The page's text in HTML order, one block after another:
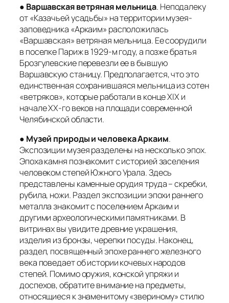
● Варшавская ветряная мельница. Неподалеку
от «Казачьей усадьбы» на территории музея-
заповедника «Аркаим» расположилась
«Варшавская» ветряная мельница. Ее соорудили
в поселке Париж в 1929-м году, а позже братья
Брозгулевские перевезли ее в бывшую
Варшавскую станицу. Предполагается, что это
единственная сохранившаяся мельница из сотен
«ветряков», которые работали в конце XIX и
начале XX-го веков на площади современной
Челябинской области.
● Музей природы и человека Аркаим.
Экспозиции музея разделены на несколько эпох.
Эпоха камня познакомит с историей заселения
человеком степей Южного Урала. Здесь
представлены каменные орудия труда – скребки,
рубила, ножи. Раздел экспозиции эпохи раннего
металла знакомит с поселением Аркаим и
другими археологическими памятниками. В
витринах вы увидите древние украшения,
изделия из бронзы, черепки посуды. Наконец,
раздел, посвященный эпохе раннего железного
века поведает об истории кочевых народов
степей. Помимо оружия, конской упряжи и
доспехов, обратите внимание на предметы,
относящиеся к знаменитому «звериному» стилю